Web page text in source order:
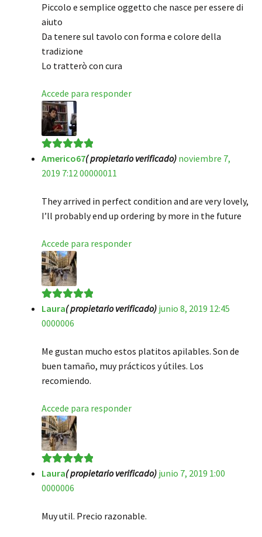
Piccolo e semplice oggetto che nasce per essere di
aiuto
Da tenere sul tavolo con forma e colore della
tradizione
Lo tratterò con cura
Accede para responder
Valorado en5
de 5
Americo67( propietario verificado) noviembre 7,
2019 7:12 00000011
They arrived in perfect condition and are very lovely,
I’ll probably end up ordering by more in the future
Accede para responder
Valorado en5
de 5
Laura( propietario verificado) junio 8, 2019 12:45
0000006
Me gustan mucho estos platitos apilables. Son de
buen tamaño, muy prácticos y útiles. Los
recomiendo.
Accede para responder
Valorado en5
de 5
Laura( propietario verificado) junio 7, 2019 1:00
0000006
Muy util. Precio razonable.